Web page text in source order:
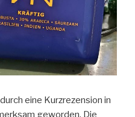
eine Kurzrezension in